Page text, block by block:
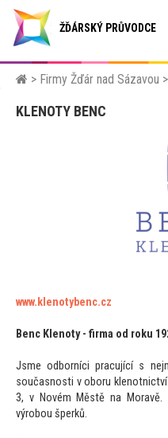
ŽĎÁRSKÝ PRŮVODCE
> Firmy Žďár nad Sázavou >
KLENOTY BENC
www.klenotybenc.cz
Benc Klenoty - firma od roku
Jsme odborníci pracující s
současnosti v oboru
3, v Novém Městě na Moravě.
výrobou šperků.